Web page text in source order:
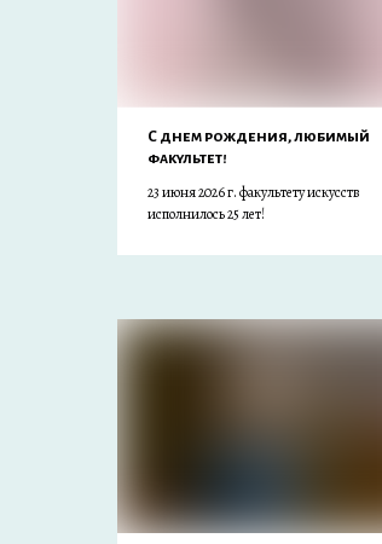
С днем рождения, любимый
факультет!
23 июня 2026 г. факультету искусств
исполнилось 25 лет!